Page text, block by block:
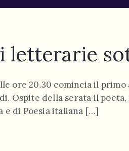
letterarie
ore 20.30 comincia il
Ospite della serata il
di Poesia italiana […]